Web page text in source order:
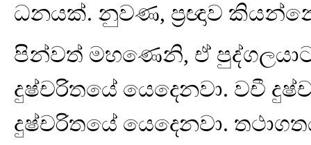
ධනයක්. නුවණ, ප්‍රඥාව
පින්වත් මහණෙනි, ඒ පුද්ගලයාට
දුෂ්චරිතයේ යෙදෙනවා. වචී
දුෂ්චරිතයේ යෙදෙනවා.